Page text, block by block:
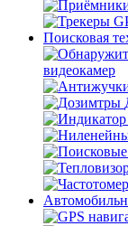
Поисковая
видеокамер